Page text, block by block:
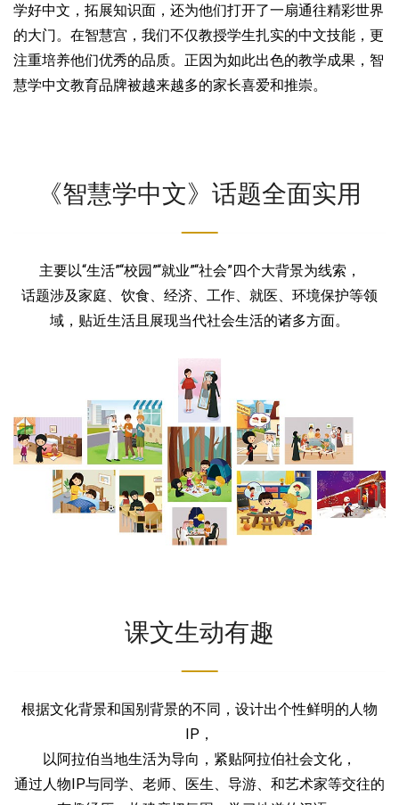
学好中文，拓展知识面，还为他们打开了一扇通往精彩世界
的大门。在智慧宫，我们不仅教授学生扎实的中文技能，更
注重培养他们优秀的品质。正因为如此出色的教学成果，智
慧学中文教育品牌被越来越多的家长喜爱和推崇。
《智慧学中文》话题全面实用
主要以“生活”“校园”“就业”“社会”四个大背景为线索，
话题涉及家庭、饮食、经济、工作、就医、环境保护等领
域，贴近生活且展现当代社会生活的诸多方面。
课文生动有趣
根据文化背景和国别背景的不同，设计出个性鲜明的人物
IP，
以阿拉伯当地生活为导向，紧贴阿拉伯社会文化，
通过人物IP与同学、老师、医生、导游、和艺术家等交往的